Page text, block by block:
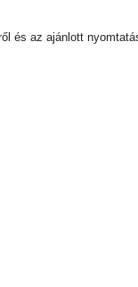
az ajánlott